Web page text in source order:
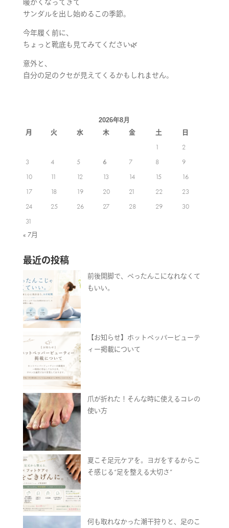
暖かくなってきて
サンダルを出し始めるこの季節。
今年履く前に、
ちょっと靴底も見てみてください🌿
意外と、
自分の足のクセが見えてくるかもしれません。
2026年8月
月 火 水 木 金 土
日
1
2
3
4 5 6 7 8
9
10
11 12 13 14 15
16
17
18 19 20 21 22
23
24
25 26 27 28 29
30
31
« 7月
最近の投稿
前後開脚で、ぺったんこになれなくて
もいい。
【お知らせ】ホットペッパービューテ
ィー掲載について
爪が折れた！そんな時に使えるコレの
使い方
夏こそ足元ケアを。ヨガをするからこ
そ感じる“足を整える大切さ”
何も取れなかった潮干狩りと、足のこ